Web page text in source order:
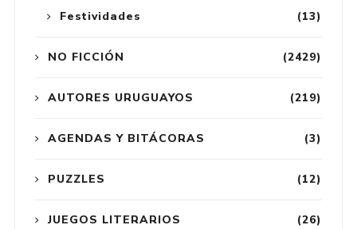
(13)
Festividades
(2429)
NO FICCIÓN
(219)
AUTORES URUGUAYOS
(3)
AGENDAS Y BITÁCORAS
(12)
PUZZLES
(26)
JUEGOS LITERARIOS